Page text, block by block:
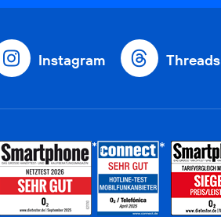
Instagram Threads